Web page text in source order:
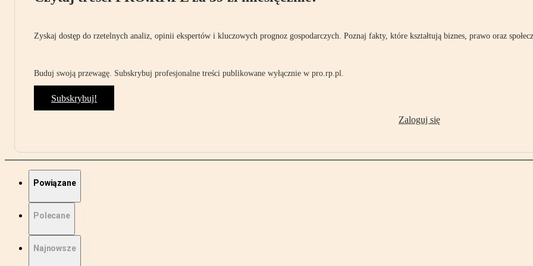
Zyskaj dostęp do rzetelnych analiz, opinii ekspertów i kluczowych prognoz gospodarczych. Poznaj fakty, które kształtują biznes, prawo oraz
Buduj swoją przewagę. Subskrybuj profesjonalne treści publikowane wyłącznie w pro.rp.pl.
Subskrybuj!
Zaloguj się
Powiązane
Polecane
Najnowsze